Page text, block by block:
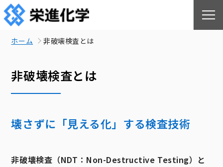
ホーム 非破壊検査とは
非破壊検査とは
壊さずに「見える化」する検査技術
非破壊検査（NDT：Non-Destructive Testing）と